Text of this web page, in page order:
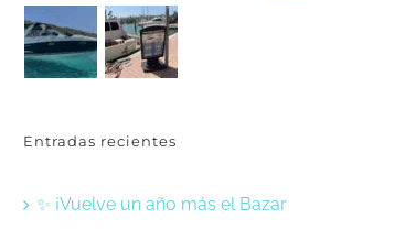
Entradas recientes
✨ ¡Vuelve un año más el Bazar